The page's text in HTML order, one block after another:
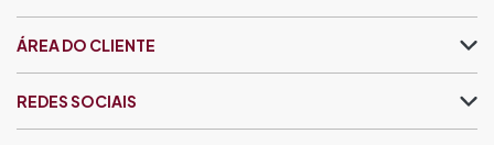
ÁREA DO CLIENTE
REDES SOCIAIS